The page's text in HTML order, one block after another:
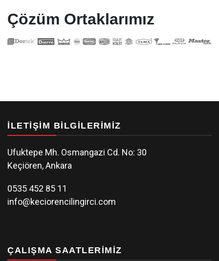
Çözüm Ortaklarımız
İLETIŞIM BILGILERIMIZ
Ufuktepe Mh. Osmangazi Cd. No: 30
Keçiören, Ankara
0535 452 85 11
info@keciorencilingirci.com
ÇALIŞMA SAATLERIMIZ